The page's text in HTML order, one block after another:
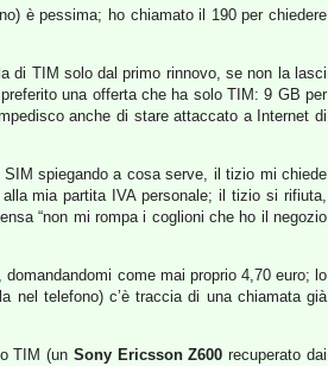
è pessima; ho chiamato il 190 per chiedere
di TIM solo dal primo rinnovo, se non la lasci
una offerta che ha solo TIM: 9 GB per
anche di stare attaccato a Internet di
spiegando a cosa serve, il tizio mi chiede
mia partita IVA personale; il tizio si rifiuta,
“non mi rompa i coglioni che ho il negozio
come mai proprio 4,70 euro; lo
nel telefono) c’è traccia di una chiamata già
TIM (un Sony Ericsson Z600 recuperato dai